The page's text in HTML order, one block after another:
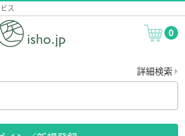
ス
0
詳細検索